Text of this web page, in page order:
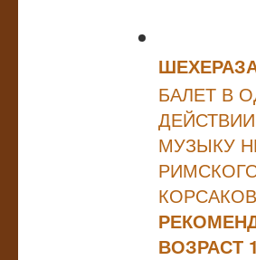
БАЛЕТ В
МУЗЫКУ
ВОЗРАСТ